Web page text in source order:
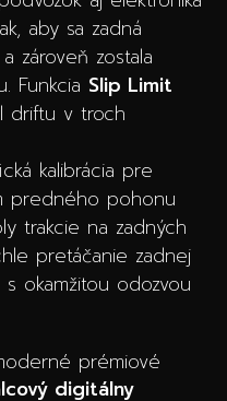
aby sa zadná
zároveň zostala
Funkcia Slip Limit
driftu v troch
kalibrácia pre
predného pohonu
trakcie na zadných
pretáčanie zadnej
okamžitou odozvou
prémiové
digitálny